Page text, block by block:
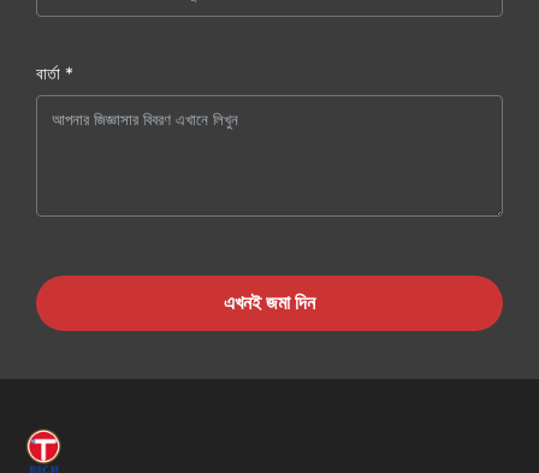
বার্তা *
এখনই জমা দিন